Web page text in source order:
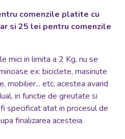
comenzile platite cu
si 25 lei pentru comenzile
mici in limita a 2 Kg, nu se
ex: biciclete, masinute
mobilier... etc, acestea avand
in functie de greutate si
specificat atat in procesul de
finalizarea acesteia.